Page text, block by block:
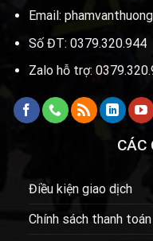
Email:
Số ĐT: 0379.320.944
Zalo hỗ trợ:
CÁC
Điều kiện giao dịch
Chính sách thanh toán